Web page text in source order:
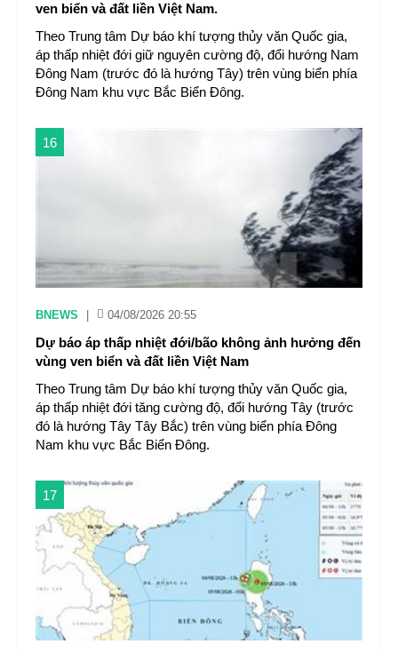
ven biển và đất liền Việt Nam.
Theo Trung tâm Dự báo khí tượng thủy văn Quốc gia,
áp thấp nhiệt đới giữ nguyên cường độ, đổi hướng Nam
Đông Nam (trước đó là hướng Tây) trên vùng biển phía
Đông Nam khu vực Bắc Biển Đông.
16
BNEWS 04/08/2026 20:55
Dự báo áp thấp nhiệt đới/bão không ảnh hưởng đến
vùng ven biển và đất liền Việt Nam
Theo Trung tâm Dự báo khí tượng thủy văn Quốc gia,
áp thấp nhiệt đới tăng cường độ, đổi hướng Tây (trước
đó là hướng Tây Tây Bắc) trên vùng biển phía Đông
Nam khu vực Bắc Biển Đông.
17